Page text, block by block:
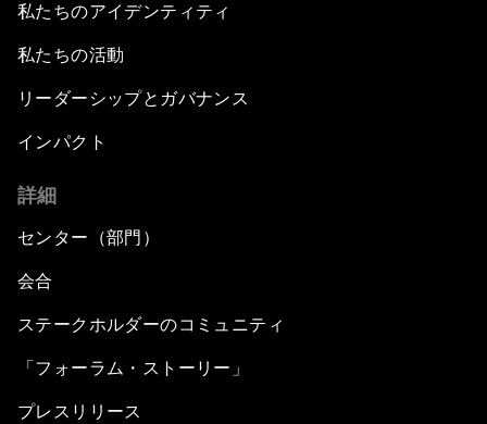
私たちのアイデンティティ
私たちの活動
リーダーシップとガバナンス
インパクト
詳細
センター（部門）
会合
ステークホルダーのコミュニティ
「フォーラム・ストーリー」
プレスリリース